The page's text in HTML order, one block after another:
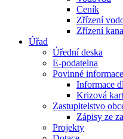
Ceník
Zřízení
Zřízení
Úřad
Úřední deska
E-podatelna
Povinné informace
Informace
Krizová
Zastupitelstvo
Zápisy ze
Projekty